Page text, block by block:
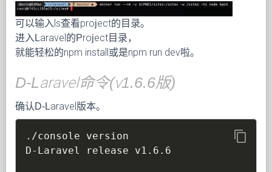
可以输入ls查看project的目录。
进入Laravel的Project目录，
就能轻松的npm install或是npm run dev啦。
D-Laravel命令(v1.6.6版)
确认D-Laravel版本。
content_copy
./console version